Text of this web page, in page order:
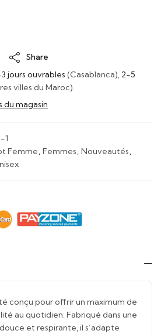
Share
jours ouvrables (Casablanca), 2-5
villes du Maroc).
du magasin
1
Femme, Femmes, Nouveautés,
conçu pour offrir un maximum de
au quotidien. Fabriqué dans une
et respirante, il s’adapte